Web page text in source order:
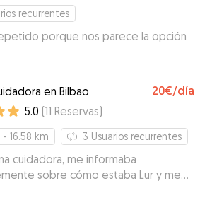
recurrentes
porque nos parece la opción
en Bilbao 20€/día
5.0 (11 Reservas)
- 16.58 km 3 Usuarios recurrentes
cuidadora, me informaba
sobre cómo estaba Lur y me
Lur ha vuelto tranquila y